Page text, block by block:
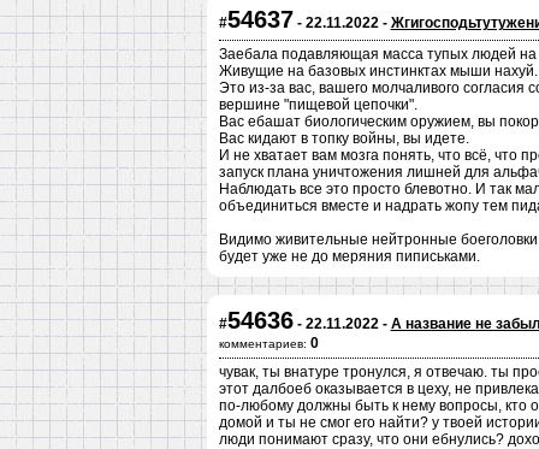
#54637 - 22.11.2022 -
Заебала подавляющая масса тупых людей
Живущие на базовых инстинктах мыши нахуй.
Это из-за вас, вашего молчаливого согласия
вершине "пищевой цепочки".
Вас ебашат биологическим оружием, вы
Вас кидают в топку войны, вы идете.
И не хватает вам мозга понять, что всё, что
запуск плана уничтожения лишней для
Наблюдать все это просто блевотно. И так
объединиться вместе и надрать жопу тем
Видимо живительные нейтронные
будет уже не до меряния пиписьками.
#54636- 22.11.2022 - А название не
комментариев: 0
чувак, ты внатуре тронулся, я отвечаю. ты
этот далбоеб оказывается в цеху, не
по-любому должны быть к нему вопросы, кто
домой и ты не смог его найти? у твоей
люди понимают сразу, что они ебнулись?